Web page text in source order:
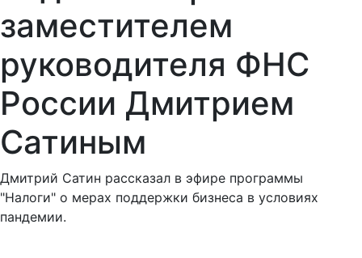
заместителем
руководителя ФНС
России Дмитрием
Сатиным
Дмитрий Сатин рассказал в эфире программы
"Налоги" о мерах поддержки бизнеса в условиях
пандемии.